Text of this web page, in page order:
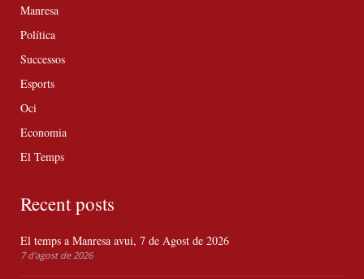
Manresa
Política
Successos
Esports
Oci
Economia
El Temps
Recent posts
El temps a Manresa avui, 7 de Agost de 2026
7 d'agost de 2026